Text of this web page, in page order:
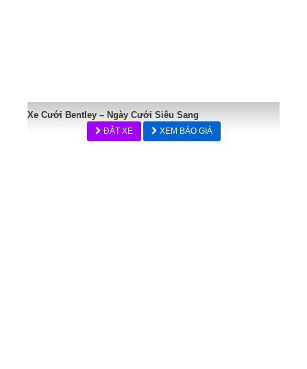
Xe Cưới Bentley – Ngày Cưới Siêu Sang
ĐẶT XE XEM BÁO GIÁ